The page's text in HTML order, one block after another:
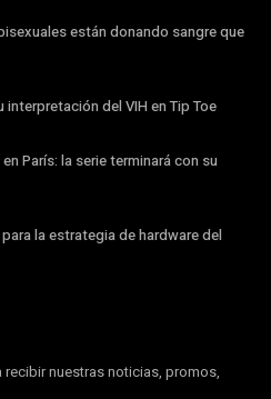
están donando sangre que
del VIH en Tip Toe
París: la serie terminará con su
la estrategia de hardware del
nuestras noticias, promos,